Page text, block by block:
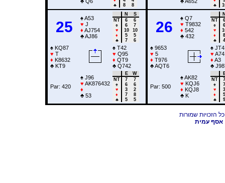
♣
8 8
♣
25
♠A53
♥ J
♦ AJ754
♣AJ86
N
S
NT
6
6
♠
6
7
♥
10
10
♦
5
5
♣
7 6
♠ KQ87
♥ T
♦ K8632
♣ KT9
♠ T42
♥ Q95
♦ QT9
♣ Q742
Par: 420
♠ J96
♥ AK876432
♦
♣ 53
E
W
NT
7
7
♠
6
6
♥
3
2
♦
7
8
♣
5 5
26
♠ Q7
♥ T9832
♦ 542
♣ 432
NT
6
♠
6
♥
♦
8
♣
4
♠ 9653
♥ 5
♦ T976
♣AQT6
♠ JT4
♥ A74
♦ A3
♣
Par: 500
♠AK82
♥ KQJ6
♦ KQJ8
♣ K
NT
7
♠
7
♥
3
♦
5
♣
9
אסף עמית